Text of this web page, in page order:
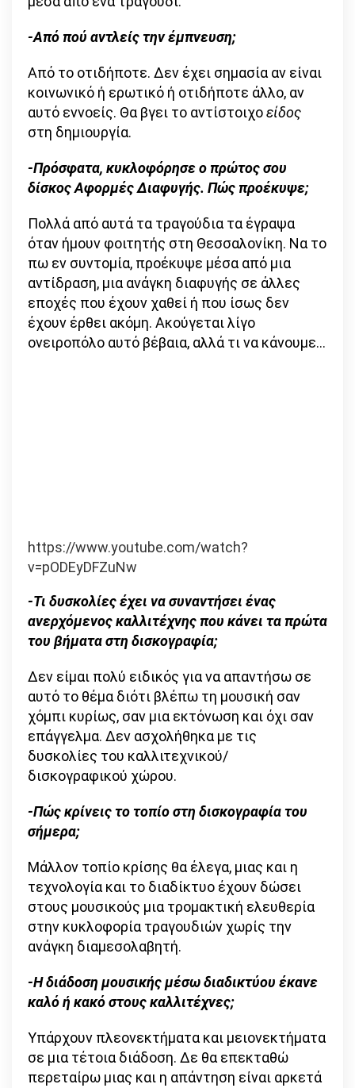
-Από πού αντλείς την έμπνευση;
Από το οτιδήποτε. Δεν έχει σημασία αν είναι
κοινωνικό ή ερωτικό ή οτιδήποτε άλλο, αν
αυτό εννοείς. Θα βγει το αντίστοιχοείδος
στη δημιουργία.
-Πρόσφατα, κυκλοφόρησε ο πρώτος σου
δίσκος Αφορμές Διαφυγής. Πώς προέκυψε;
Πολλά από αυτά τα τραγούδια τα έγραψα
όταν ήμουν φοιτητής στη Θεσσαλονίκη. Να το
πω εν συντομία, προέκυψε μέσα από μια
αντίδραση, μια ανάγκη διαφυγής σε άλλες
εποχές που έχουν χαθεί ή που ίσως δεν
έχουν έρθει ακόμη. Ακούγεται λίγο
ονειροπόλο αυτό βέβαια, αλλά τι να κάνουμε…
https://www.youtube.com/watch?
v=pODEyDFZuNw
-Τι δυσκολίες έχει να συναντήσει ένας
ανερχόμενος καλλιτέχνης που κάνει τα πρώτα
του βήματα στη δισκογραφία;
Δεν είμαι πολύ ειδικός για να απαντήσω σε
αυτό το θέμα διότι βλέπω τη μουσική σαν
χόμπι κυρίως, σαν μια εκτόνωση και όχι σαν
επάγγελμα. Δεν ασχολήθηκα με τις
δυσκολίες του καλλιτεχνικού/
δισκογραφικού χώρου.
-Πώς κρίνεις το τοπίο στη δισκογραφία του
σήμερα;
Μάλλον τοπίο κρίσης θα έλεγα, μιας και η
τεχνολογία και το διαδίκτυο έχουν δώσει
στους μουσικούς μια τρομακτική ελευθερία
στην κυκλοφορία τραγουδιών χωρίς την
ανάγκη διαμεσολαβητή.
-Η διάδοση μουσικής μέσω διαδικτύου έκανε
καλό ή κακό στους καλλιτέχνες;
Υπάρχουν πλεονεκτήματα και μειονεκτήματα
σε μια τέτοια διάδοση. Δε θα επεκταθώ
περεταίρω μιας και η απάντηση είναι αρκετά